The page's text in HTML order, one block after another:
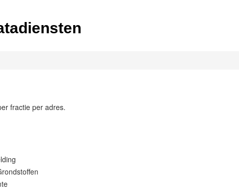
fractie per adres.